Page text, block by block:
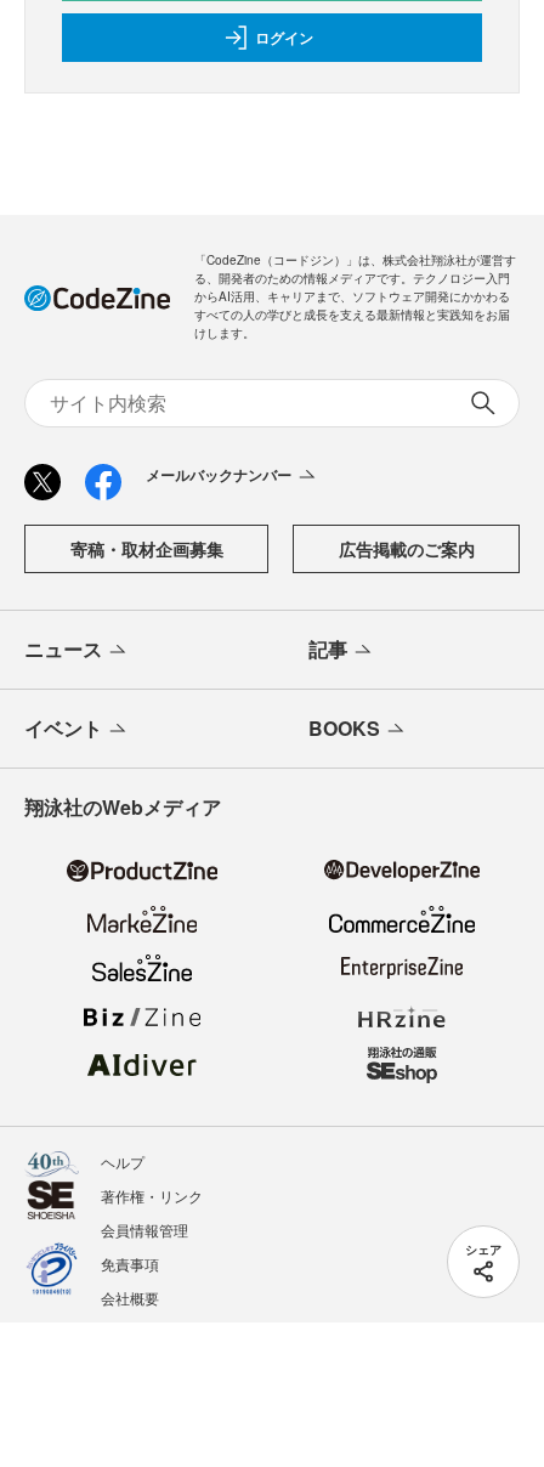
シェア
ログイン
「CodeZine（コードジン）」は、株式会社翔泳社が運営す
る、開発者のための情報メディアです。テクノロジー入門
からAI活用、キャリアまで、ソフトウェア開発にかかわる
すべての人の学びと成長を支える最新情報と実践知をお届
けします。
メールバックナンバー
寄稿・取材企画募集 広告掲載のご案内
ニュース 記事
イベント BOOKS
翔泳社のWebメディア
ヘルプ
著作権・リンク
会員情報管理
免責事項
会社概要